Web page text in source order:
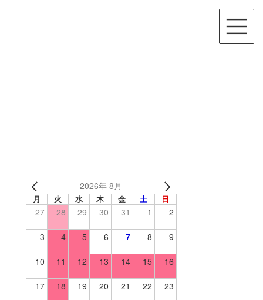
2026年 8月
月 火 水 木 金 土 日
27 28 29 30 31 1 2
3 4 5 6 7 8 9
10 11 12 13 14 15 16
17 18 19 20 21 22 23